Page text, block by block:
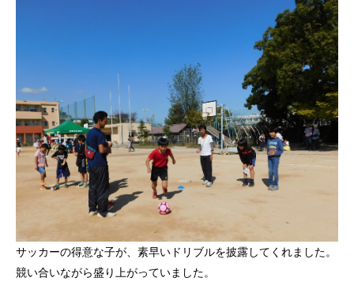
サッカーの得意な子が、素早いドリブルを披露してくれました。
競い合いながら盛り上がっていました。